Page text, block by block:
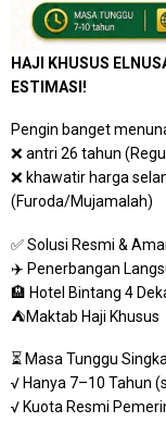
HAJI KHUSUS
ESTIMASI!
Pengin banget
❌ antri 26 tahun
❌ khawatir harga
(Furoda/Mujamalah)
✅ Solusi Resmi &
✈️ Penerbangan
🏨 Hotel Bintang 4
⛺Maktab Haji Khusus
⏳ Masa Tunggu
√ Hanya 7–10 Tahun
√ Kuota Resmi